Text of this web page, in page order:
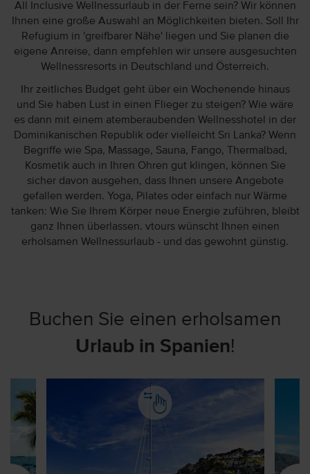
All Inclusive Wellnessurlaub in der Ferne sein? Wir können
Ihnen eine große Auswahl an Möglichkeiten bieten. Soll Ihr
Refugium in 'greifbarer Nähe' liegen und Sie planen die
eigene Anreise, dann empfehlen wir unsere ausgesuchten
Wellnessresorts in Deutschland und Österreich.
Ihr zeitliches Budget geht über ein Wochenende hinaus
und Sie haben Lust in einen Flieger zu steigen? Wie wäre
es dann mit einem atemberaubenden Wellnesshotel in der
Dominikanischen Republik oder vielleicht Sri Lanka? Wenn
Begriffe wie Spa, Massage, Sauna, Fango, Thermalbad,
Kosmetik auch in Ihren Ohren gut klingen, können Sie
sicher davon ausgehen, dass Ihnen unsere Angebote
gefallen werden. Yoga, Pilates oder einfach nur Wärme
tanken: Wie Sie Ihrem Körper neue Energie zuführen, bleibt
ganz Ihnen überlassen. vtours wünscht Ihnen einen
erholsamen Wellnessurlaub - und das gewohnt günstig.
Buchen Sie einen erholsamen
Urlaub in Spanien!